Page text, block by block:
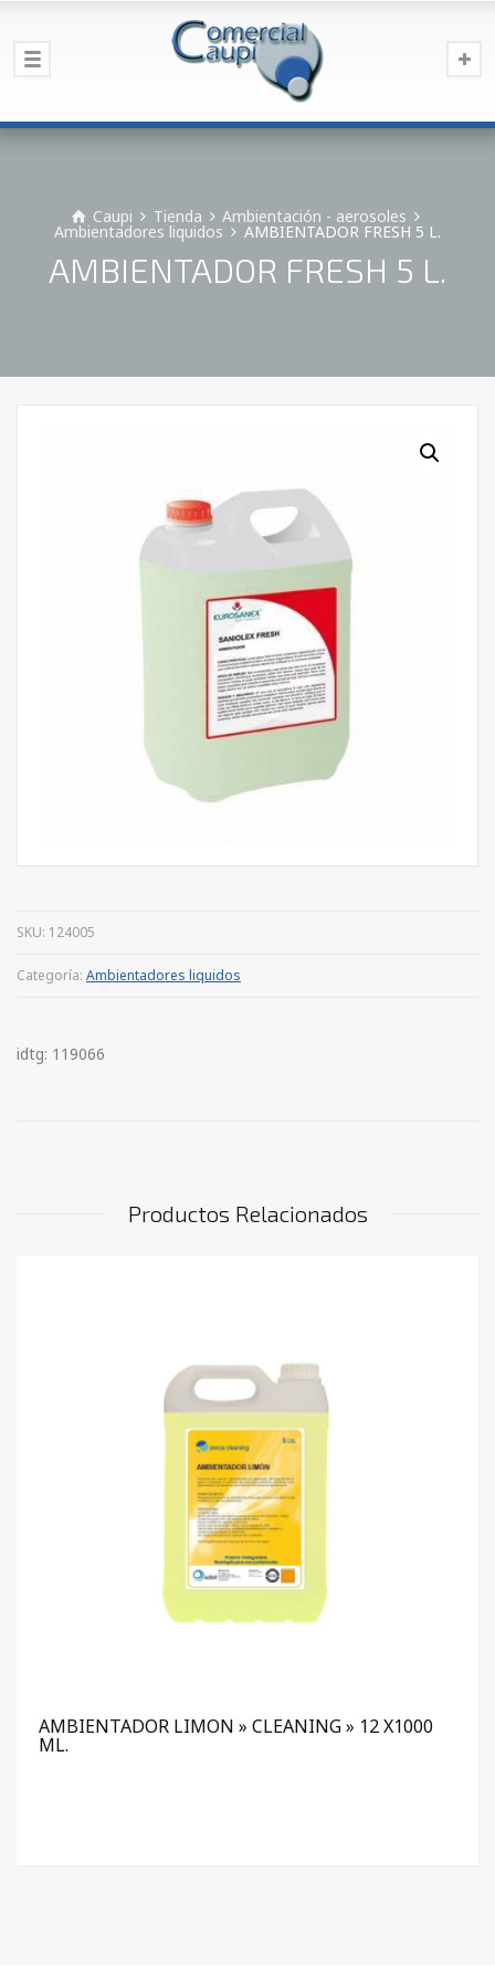
Caupi Tienda Ambientación - aerosoles
Ambientadores liquidos AMBIENTADOR FRESH 5 L.
AMBIENTADOR FRESH 5 L.
SKU: 124005
Categoría: Ambientadores liquidos
idtg: 119066
Productos Relacionados
AMBIENTADOR LIMON » CLEANING » 12 X1000
ML.